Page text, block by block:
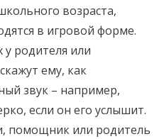
возраста,
в игровой форме.
у родителя или
ему, как
звук – например,
если он его услышит.
помощник или родитель